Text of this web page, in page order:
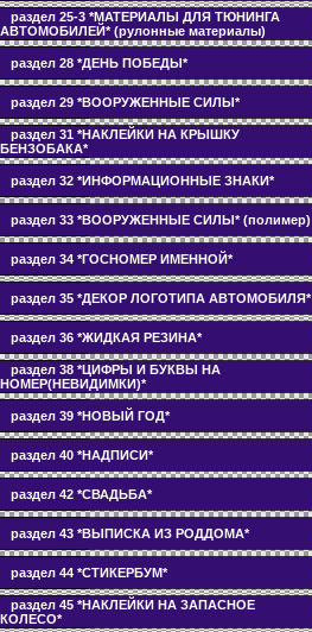
раздел 25-3 *МАТЕРИАЛЫ ДЛЯ ТЮНИНГА
АВТОМОБИЛЕЙ* (рулонные материалы)
раздел 28 *ДЕНЬ ПОБЕДЫ*
раздел 29 *ВООРУЖЕННЫЕ СИЛЫ*
раздел 31 *НАКЛЕЙКИ НА КРЫШКУ
БЕНЗОБАКА*
раздел 32 *ИНФОРМАЦИОННЫЕ ЗНАКИ*
раздел 33 *ВООРУЖЕННЫЕ СИЛЫ* (полимер)
раздел 34 *ГОСНОМЕР ИМЕННОЙ*
раздел 35 *ДЕКОР ЛОГОТИПА АВТОМОБИЛЯ*
раздел 36 *ЖИДКАЯ РЕЗИНА*
раздел 38 *ЦИФРЫ И БУКВЫ НА
НОМЕР(НЕВИДИМКИ)*
раздел 39 *НОВЫЙ ГОД*
раздел 40 *НАДПИСИ*
раздел 42 *СВАДЬБА*
раздел 43 *ВЫПИСКА ИЗ РОДДОМА*
раздел 44 *СТИКЕРБУМ*
раздел 45 *НАКЛЕЙКИ НА ЗАПАСНОЕ
КОЛЕСО*